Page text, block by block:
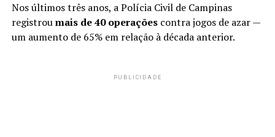
Nos últimos três anos, a Polícia Civil de Campinas
registroumais de 40 operaçõescontra jogos de azar —
um aumento de 65% em relação à década anterior.
PUBLICIDADE